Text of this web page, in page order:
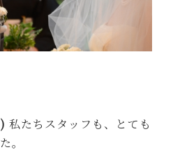
私たちスタッフも、とても
。